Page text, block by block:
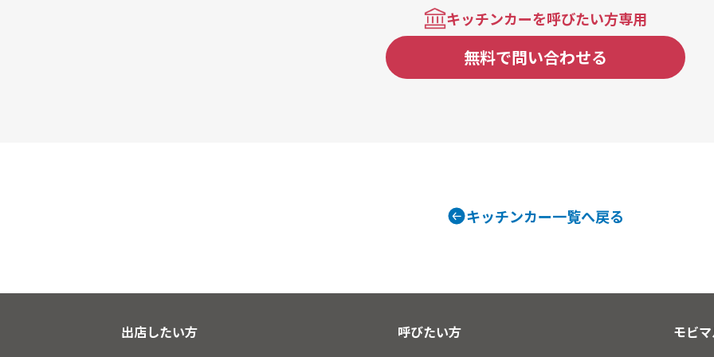
キッチンカーを呼びたい方専用
無料で問い合わせる
キッチンカー一覧へ戻る
出店したい方 呼びたい方 モビ